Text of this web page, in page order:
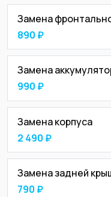
Замена
890 ₽
Замена
990 ₽
Замена корпуса
2 490 ₽
Замена задней
790 ₽